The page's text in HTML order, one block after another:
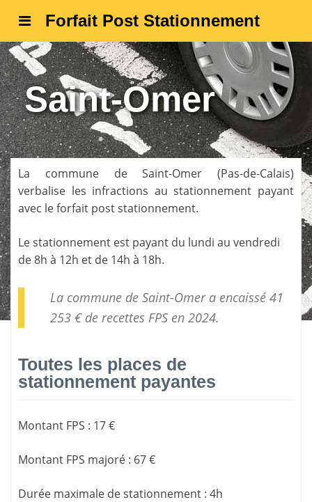
Forfait Post Stationnement
Saint-Omer
La commune deSaint-Omer (Pas-de-Calais)
verbalise les infractions au stationnement payant
avec le forfait post stationnement.
Le stationnement est payant du lundi au vendredi
de 8h à 12h et de 14h à 18h.
La commune de Saint-Omer a encaissé 41
253 € de recettes FPSen 2024.
Toutes les places de
stationnement payantes
Montant FPS : 17 €
Montant FPS majoré : 67 €
Durée maximale de stationnement : 4h